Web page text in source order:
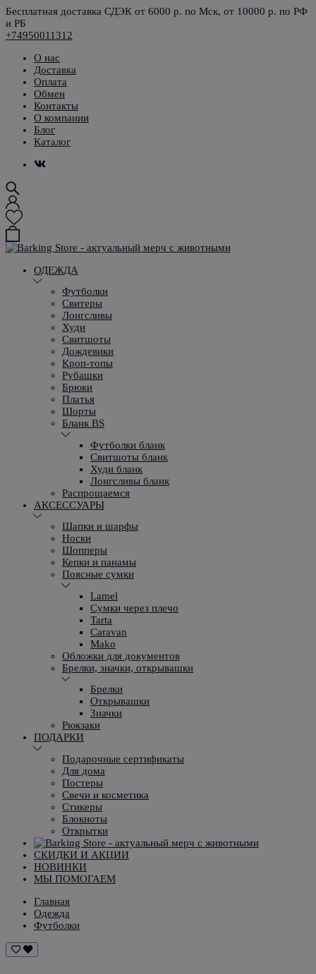
Бесплатная доставка СДЭК от 6000 р. по Мск, от 10000 р. по РФ
и РБ
+74950011312
О нас
Доставка
Оплата
Обмен
Контакты
О компании
Блог
Каталог
ОДЕЖДА
Футболки
Свитеры
Лонгсливы
Худи
Свитшоты
Дождевики
Кроп-топы
Рубашки
Брюки
Платья
Шорты
Бланк BS
Футболки бланк
Свитшоты бланк
Худи бланк
Лонгсливы бланк
Распрощаемся
АКСЕССУАРЫ
Шапки и шарфы
Носки
Шопперы
Кепки и панамы
Поясные сумки
Lamel
Сумки через плечо
Tarta
Caravan
Mako
Обложки для документов
Брелки, значки, открывашки
Брелки
Открывашки
Значки
Рюкзаки
ПОДАРКИ
Подарочные сертификаты
Для дома
Постеры
Свечи и косметика
Стикеры
Блокноты
Открытки
СКИДКИ И АКЦИИ
НОВИНКИ
МЫ ПОМОГАЕМ
Главная
Одежда
Футболки